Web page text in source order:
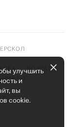
ВОЗРАТ
E
улучшить
и
вы
cookie.